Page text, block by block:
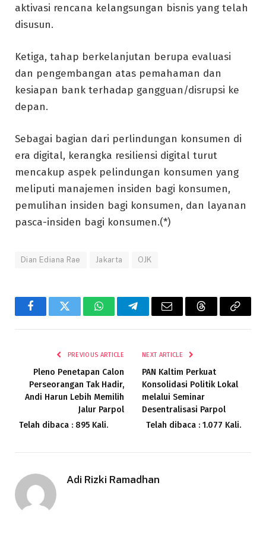
aktivasi rencana kelangsungan bisnis yang telah
disusun.
Ketiga, tahap berkelanjutan berupa evaluasi
dan pengembangan atas pemahaman dan
kesiapan bank terhadap gangguan/disrupsi ke
depan.
Sebagai bagian dari perlindungan konsumen di
era digital, kerangka resiliensi digital turut
mencakup aspek pelindungan konsumen yang
meliputi manajemen insiden bagi konsumen,
pemulihan insiden bagi konsumen, dan layanan
pasca-insiden bagi konsumen.(*)
Dian Ediana Rae Jakarta OJK
FacebookTwitter WhatsAppTelegramEmail ThreadsCopy
PREVIOUS ARTICLE
Pleno Penetapan Calon
Perseorangan Tak Hadir,
Andi Harun Lebih Memilih
Jalur Parpol
Telah dibaca : 895 Kali.
NEXT ARTICLE
PAN Kaltim Perkuat
Konsolidasi Politik Lokal
melalui Seminar
Desentralisasi Parpol
Telah dibaca : 1.077 Kali.
Adi Rizki Ramadhan